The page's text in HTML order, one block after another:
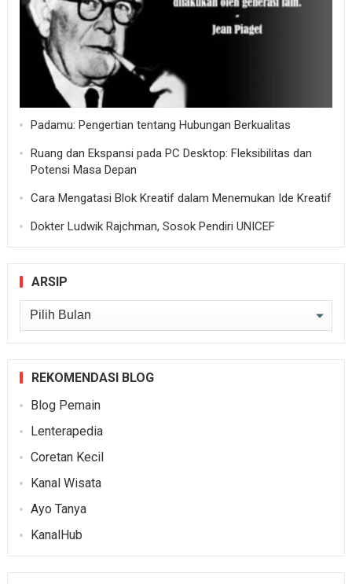
Padamu: Pengertian tentang Hubungan Berkualitas
Ruang dan Ekspansi pada PC Desktop: Fleksibilitas dan
Potensi Masa Depan
Cara Mengatasi Blok Kreatif dalam Menemukan Ide Kreatif
Dokter Ludwik Rajchman, Sosok Pendiri UNICEF
ARSIP
Arsip
REKOMENDASI BLOG
Blog Pemain
Lenterapedia
Coretan Kecil
Kanal Wisata
Ayo Tanya
KanalHub